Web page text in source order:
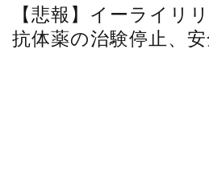
【悲報】イーライリ
抗体薬の治験停止、